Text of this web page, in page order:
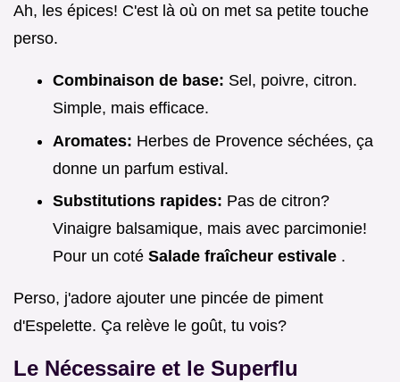
Ah, les épices! C'est là où on met sa petite touche
perso.
Combinaison de base: Sel, poivre, citron.
Simple, mais efficace.
Aromates: Herbes de Provence séchées, ça
donne un parfum estival.
Substitutions rapides: Pas de citron?
Vinaigre balsamique, mais avec parcimonie!
Pour un coté Salade fraîcheur estivale .
Perso, j'adore ajouter une pincée de piment
d'Espelette. Ça relève le goût, tu vois?
Le Nécessaire et le Superflu